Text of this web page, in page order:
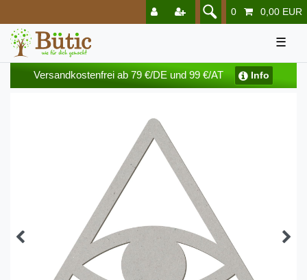
0 0,00 EUR
☰
Versandkostenfrei ab 79 €/DE und 99 €/AT Info